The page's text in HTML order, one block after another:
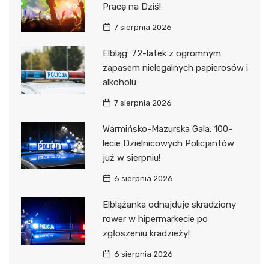
Pracę na Dziś!
7 sierpnia 2026
Elbląg: 72-latek z ogromnym
zapasem nielegalnych papierosów i
alkoholu
7 sierpnia 2026
Warmińsko-Mazurska Gala: 100-
lecie Dzielnicowych Policjantów
już w sierpniu!
6 sierpnia 2026
Elblążanka odnajduje skradziony
rower w hipermarkecie po
zgłoszeniu kradzieży!
6 sierpnia 2026